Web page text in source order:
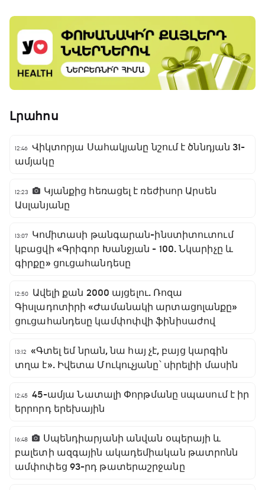
Լրահոս
12:46 Վիկտորյա Սահակյանը նշում է ծննդյան 31-
ամյակը
12:23
Կյանքից հեռացել է ռեժիսոր Արսեն
Ասլանյանը
13:07
Կոմիտասի թանգարան-ինստիտուտում
կբացվի «Գրիգոր Խանջյան - 100. Նկարիչը և
գիրքը» ցուցահանդեսը
12:50
Ավելի քան 2000 այցելու. Ռոզա
Գիսլադոտիրի «Ժամանակի արտացոլանքը»
ցուցահանդեսը կամփոփվի ֆինիսաժով
13:12
«Գտել եմ նրան, նա հայ չէ, բայց կարգին
տղա է». Իվետա Մուկուչյանը՝ սիրելիի մասին
12:45 45-ամյա Նատալի Փորթմանը սպասում է իր
երրորդ երեխային
16:48
Սպենդիարյանի անվան օպերայի և
բալետի ազգային ակադեմիական թատրոնն
ամփոփեց 93-րդ թատերաշրջանը